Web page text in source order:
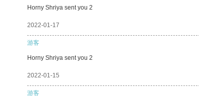
Horny Shriya sent you 2
2022-01-17
游客
Horny Shriya sent you 2
2022-01-15
游客